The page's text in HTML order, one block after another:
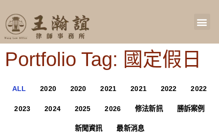
Portfolio Tag: 國定假日
ALL 2020 2020 2021 2021 2022 2022
2023 2024 2025 2026 修法新訊 勝訴案例
新聞資訊 最新消息